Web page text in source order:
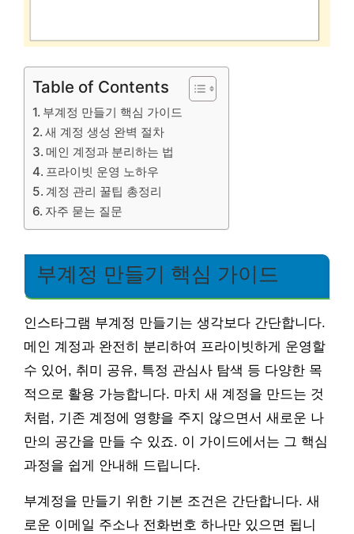
Table of Contents
부계정 만들기 핵심 가이드
새 계정 생성 완벽 절차
메인 계정과 분리하는 법
프라이빗 운영 노하우
계정 관리 꿀팁 총정리
자주 묻는 질문
부계정 만들기 핵심 가이드
인스타그램 부계정 만들기는 생각보다 간단합니다.
메인 계정과 완전히 분리하여 프라이빗하게 운영할
수 있어, 취미 공유, 특정 관심사 탐색 등 다양한 목
적으로 활용 가능합니다. 마치 새 계정을 만드는 것
처럼, 기존 계정에 영향을 주지 않으면서 새로운 나
만의 공간을 만들 수 있죠. 이 가이드에서는 그 핵심
과정을 쉽게 안내해 드립니다.
부계정을 만들기 위한 기본 조건은 간단합니다. 새
로운 이메일 주소나 전화번호 하나만 있으면 됩니